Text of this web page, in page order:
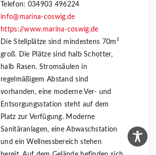
Telefon: 034903 496224
info@marina-coswig.de
https://www.marina-coswig.de
Die Stellplätze sind mindestens 70m²
groß. Die Plätze sind halb Schotter,
halb Rasen. Stromsäulen in
regelmäßigem Abstand sind
vorhanden, eine moderne Ver- und
Entsorgungsstation steht auf dem
Platz zur Verfügung. Moderne
Sanitäranlagen, eine Abwaschstation
und ein Wellnessbereich stehen